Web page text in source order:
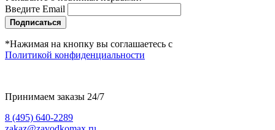
Введите Email
Подписаться
*Нажимая на кнопку вы соглашаетесь с
Политикой конфиденциальности
Принимаем заказы 24/7
8 (495) 640-2289